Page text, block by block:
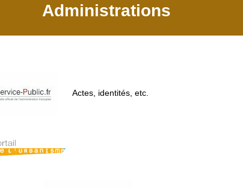
Administrations
Actes, identités, etc.